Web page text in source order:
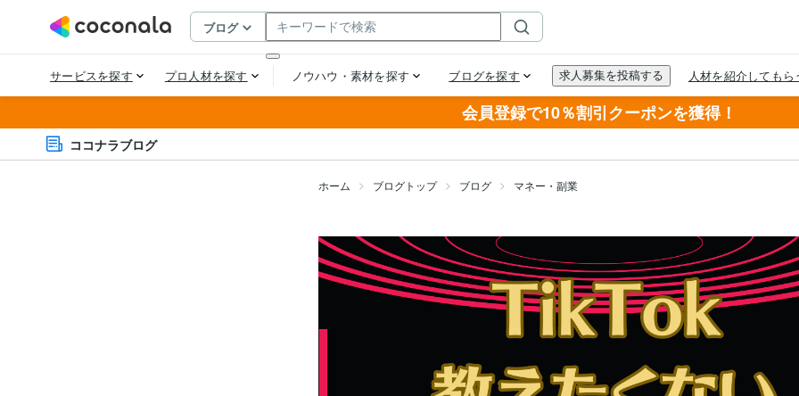
会員登録で10％割引クーポンを獲得！
ココナラブログ
ホーム ブログトップ ブログ マネー・副業